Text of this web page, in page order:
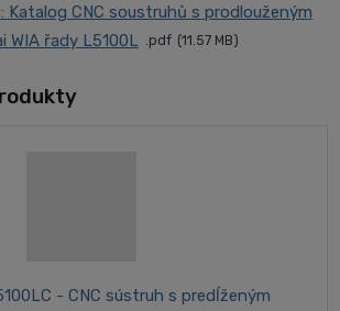
Katalog CNC soustruhů s prodlouženým
WIA řady L5100L
pdf 11.57 MB
- CNC sústruh s predĺženým